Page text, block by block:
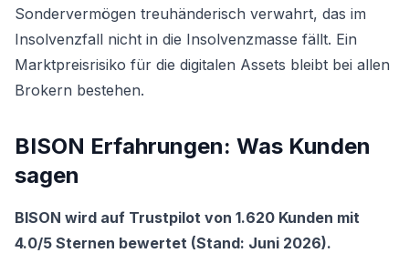
Sondervermögen treuhänderisch verwahrt, das im
Insolvenzfall nicht in die Insolvenzmasse fällt. Ein
Marktpreisrisiko für die digitalen Assets bleibt bei allen
Brokern bestehen.
BISON Erfahrungen: Was Kunden
sagen
BISON wird auf Trustpilot von 1.620 Kunden mit
4.0/5 Sternen bewertet (Stand: Juni 2026).